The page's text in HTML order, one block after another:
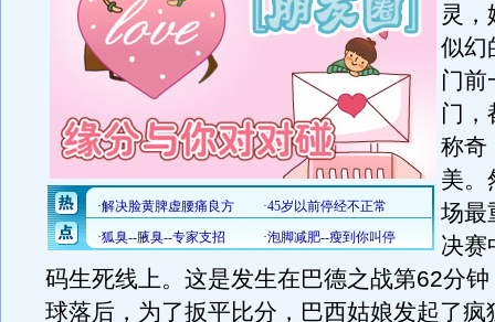
灵，
似幻
门前
门，
称奇
美。
场最
决赛
码生死线上。这是发生在巴德之战第62分
球落后，为了扳平比分，巴西姑娘发起了疯